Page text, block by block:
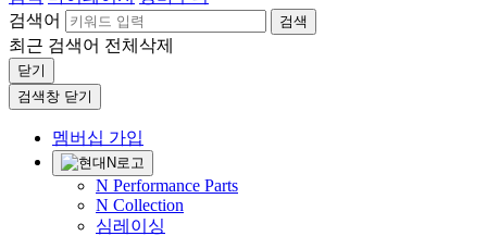
검색어
검색
최근 검색어 전체삭제
닫기
검색창 닫기
멤버십 가입
N Performance Parts
N Collection
심레이싱